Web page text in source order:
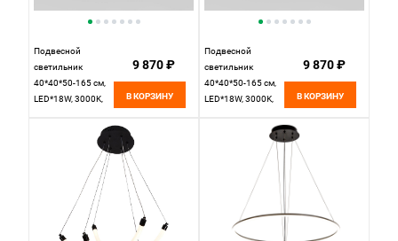
Подвесной
светильник
40*40*50-165 см,
LED*18W, 3000K,
9 870 ₽
В КОРЗИНУ
Подвесной
светильник
40*40*50-165 см,
LED*18W, 3000K,
9 870 ₽
В КОРЗИНУ